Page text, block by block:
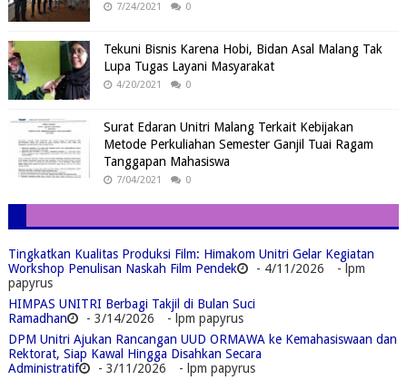
7/24/2021 0
Tekuni Bisnis Karena Hobi, Bidan Asal Malang Tak
Lupa Tugas Layani Masyarakat
4/20/2021 0
Surat Edaran Unitri Malang Terkait Kebijakan
Metode Perkuliahan Semester Ganjil Tuai Ragam
Tanggapan Mahasiswa
7/04/2021 0
Tingkatkan Kualitas Produksi Film: Himakom Unitri Gelar Kegiatan
Workshop Penulisan Naskah Film Pendek
- 4/11/2026
- lpm
papyrus
HIMPAS UNITRI Berbagi Takjil di Bulan Suci
Ramadhan
- 3/14/2026
- lpm papyrus
DPM Unitri Ajukan Rancangan UUD ORMAWA ke Kemahasiswaan dan
Rektorat, Siap Kawal Hingga Disahkan Secara
Administratif
- 3/11/2026
- lpm papyrus